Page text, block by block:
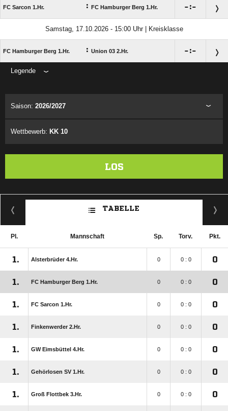
FC Sarcon 1.Hr. : FC Hamburger Berg 1.Hr. :
Samstag, 17.10.2026 - 15:00 Uhr | Kreisklasse
FC Hamburger Berg 1.Hr. : Union 03 2.Hr. :
Legende
Saison: 2026/2027
Wettbewerb: KK 10
LOS
TABELLE
Pl. Mannschaft Sp. Torv. Pkt.
1. Alsterbrüder 4.Hr. 0 0 : 0 0
1. FC Hamburger Berg 1.Hr. 0 0 : 0 0
1. FC Sarcon 1.Hr. 0 0 : 0 0
1. Finkenwerder 2.Hr. 0 0 : 0 0
1. GW Eimsbüttel 4.Hr. 0 0 : 0 0
1. Gehörlosen SV 1.Hr. 0 0 : 0 0
1. Groß Flottbek 3.Hr. 0 0 : 0 0